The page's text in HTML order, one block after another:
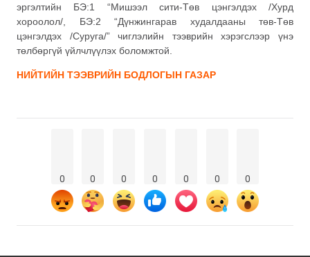
эргэлтийн БЭ:1 “Мишээл сити-Төв цэнгэлдэх /Хурд
хороолол/, БЭ:2 “Дүнжингарав худалдааны төв-Төв
цэнгэлдэх /Суруга/” чиглэлийн тээврийн хэрэгслээр үнэ
төлбөргүй үйлчлүүлэх боломжтой.
НИЙТИЙН ТЭЭВРИЙН БОДЛОГЫН ГАЗАР
0 0 0 0 0 0 0